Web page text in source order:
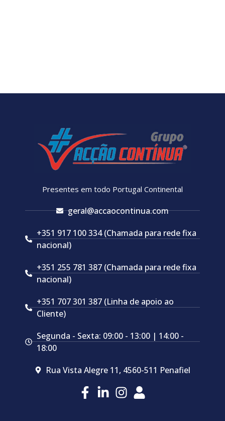
Presentes em todo Portugal Continental
geral@accaocontinua.com
+351 917 100 334 (Chamada para rede fixa
nacional)
+351 255 781 387 (Chamada para rede fixa
nacional)
+351 707 301 387 (Linha de apoio ao
Cliente)
Segunda - Sexta: 09:00 - 13:00 | 14:00 -
18:00
Rua Vista Alegre 11, 4560-511 Penafiel